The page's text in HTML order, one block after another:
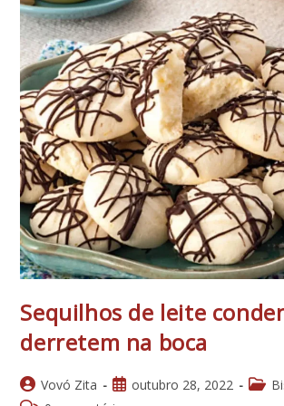
Sequilhos de leite
derretem na boca
AutorVovó Zita
Postoutubro 28, 2022